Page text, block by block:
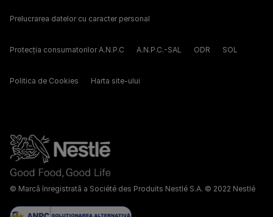
© Marcă înregistrată a Société des Produits Nestlé S.A. © 2022 Nestlé
Prelucrarea datelor cu caracter personal
Protecția consumatorilor A.N.P.C A.N.P.C.-SAL ODR SOL
Politica de Cookies Harta site-ului